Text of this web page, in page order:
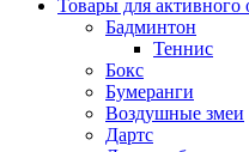
Товары для активного
Бадминтон
Теннис
Бокс
Бумеранги
Воздушные змеи
Дартс